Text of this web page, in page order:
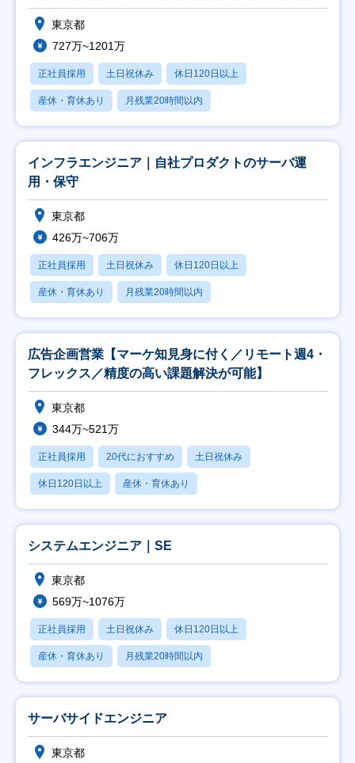
東京都
727万~1201万
正社員採用 土日祝休み 休日120日以上
産休・育休あり 月残業20時間以内
インフラエンジニア｜自社プロダクトのサーバ運
用・保守
東京都
426万~706万
正社員採用 土日祝休み 休日120日以上
産休・育休あり 月残業20時間以内
広告企画営業【マーケ知見身に付く／リモート週4・
フレックス／精度の高い課題解決が可能】
東京都
344万~521万
正社員採用 20代におすすめ 土日祝休み
休日120日以上 産休・育休あり
システムエンジニア｜SE
東京都
569万~1076万
正社員採用 土日祝休み 休日120日以上
産休・育休あり 月残業20時間以内
サーバサイドエンジニア
東京都